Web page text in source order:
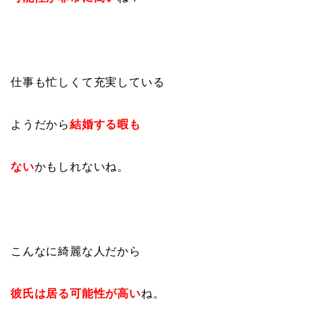
仕事も忙しくて充実している
ようだから結婚する暇も
ないかもしれないね。
こんなに綺麗な人だから
彼氏は居る可能性が高いね。